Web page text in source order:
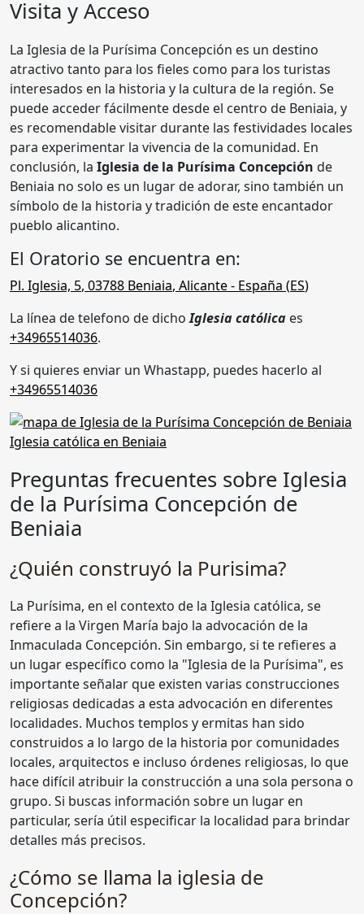
Visita y Acceso
La Iglesia de la Purísima Concepción es un destino
atractivo tanto para los fieles como para los turistas
interesados en la historia y la cultura de la región. Se
puede acceder fácilmente desde el centro de Beniaia, y
es recomendable visitar durante las festividades locales
para experimentar la vivencia de la comunidad. En
conclusión, la Iglesia de la Purísima Concepción de
Beniaia no solo es un lugar de adorar, sino también un
símbolo de la historia y tradición de este encantador
pueblo alicantino.
El Oratorio se encuentra en:
Pl. Iglesia, 5, 03788 Beniaia, Alicante- España (ES)
La línea de telefono de dichoIglesia católica es
+34965514036.
Y si quieres enviar un Whastapp, puedes hacerlo al
+34965514036
Preguntas frecuentes sobre Iglesia
de la Purísima Concepción de
Beniaia
¿Quién construyó la Purisima?
La Purísima, en el contexto de la Iglesia católica, se
refiere a la Virgen María bajo la advocación de la
Inmaculada Concepción. Sin embargo, si te refieres a
un lugar específico como la "Iglesia de la Purísima", es
importante señalar que existen varias construcciones
religiosas dedicadas a esta advocación en diferentes
localidades. Muchos templos y ermitas han sido
construidos a lo largo de la historia por comunidades
locales, arquitectos e incluso órdenes religiosas, lo que
hace difícil atribuir la construcción a una sola persona o
grupo. Si buscas información sobre un lugar en
particular, sería útil especificar la localidad para brindar
detalles más precisos.
¿Cómo se llama la iglesia de
Concepción?